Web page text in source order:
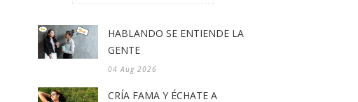
HABLANDO SE ENTIENDE LA
GENTE
04 Aug 2026
CRÍA FAMA Y ÉCHATE A